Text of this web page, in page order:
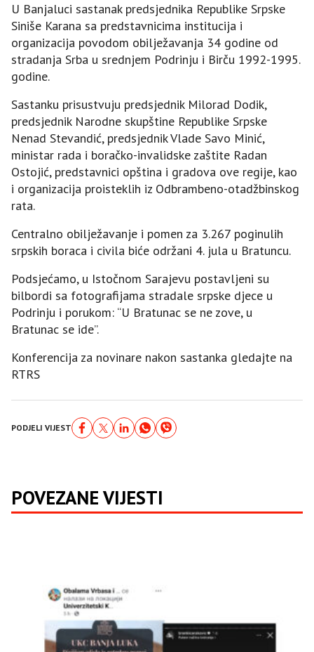
U Banjaluci sastanak predsjednika Republike Srpske
Siniše Karana sa predstavnicima institucija i
organizacija povodom obilježavanja 34 godine od
stradanja Srba u srednjem Podrinju i Birču 1992-1995.
godine.
Sastanku prisustvuju predsjednik Milorad Dodik,
predsjednik Narodne skupštine Republike Srpske
Nenad Stevandić, predsjednik Vlade Savo Minić,
ministar rada i boračko-invalidske zaštite Radan
Ostojić, predstavnici opština i gradova ove regije, kao
i organizacija proisteklih iz Odbrambeno-otadžbinskog
rata.
Centralno obilježavanje i pomen za 3.267 poginulih
srpskih boraca i civila biće održani 4. jula u Bratuncu.
Podsjećamo, u Istočnom Sarajevu postavljeni su
bilbordi sa fotografijama stradale srpske djece u
Podrinju i porukom: “U Bratunac se ne zove, u
Bratunac se ide”.
Konferencija za novinare nakon sastanka gledajte na
RTRS
PODJELI VIJEST
POVEZANE VIJESTI